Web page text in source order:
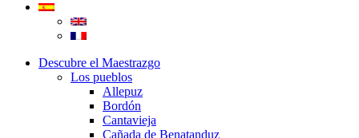
Descubre el Maestrazgo
Los pueblos
Allepuz
Bordón
Cantavieja
Cañada de Benatanduz